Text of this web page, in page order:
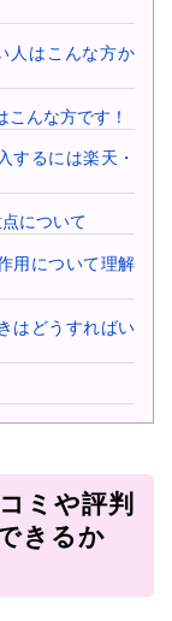
人はこんな方か
んな方です！
するには楽天・
について
用について理解
はどうすればい
ミや評判
きるか